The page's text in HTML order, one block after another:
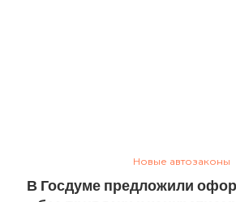
Новые автозаконы
В Госдуме предложили